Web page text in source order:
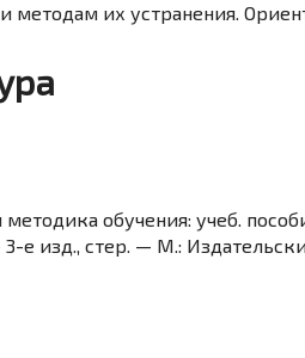
их устранения.
обучения: учеб.
е изд., стер. — М.: